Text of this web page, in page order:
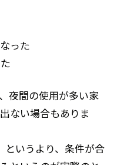
った
夜間の使用が多い家
ない場合もありま
というより、条件が合